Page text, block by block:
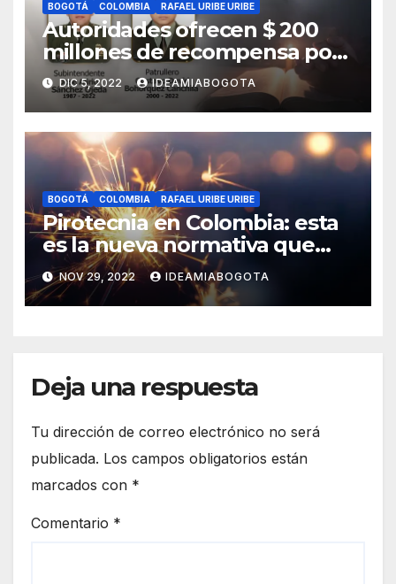
BOGOTÁ COLOMBIA RAFAEL URIBE URIBE
Autoridades ofrecen $ 200
millones de recompensa por
asesinato de dos policías en
Bosa, sur de Bogotá
DIC 5, 2022 IDEAMIABOGOTA
BOGOTÁ COLOMBIA RAFAEL URIBE URIBE
Pirotecnia en Colombia: esta
es la nueva normativa que
regula su uso y
comercialización
NOV 29, 2022 IDEAMIABOGOTA
Deja una respuesta
Tu dirección de correo electrónico no será
publicada. Los campos obligatorios están
marcados con *
Comentario *